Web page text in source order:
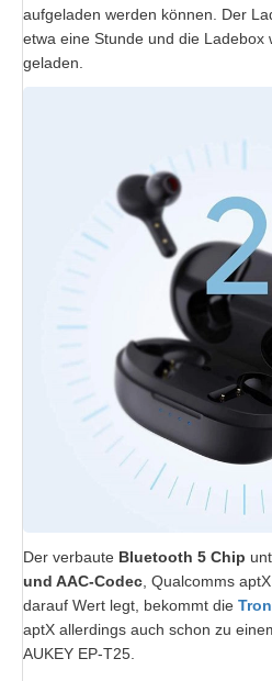
aufgeladen werden können. Der
etwa eine Stunde und die Ladebox
geladen.
Der verbaute Bluetooth 5 Chip
und AAC-Codec , Qualcomms
darauf Wert legt, bekommt die
aptX allerdings auch schon zu
AUKEY EP-T25.